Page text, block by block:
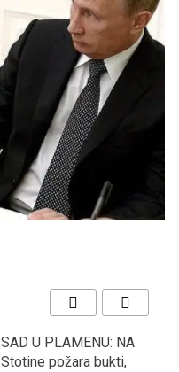
SAD U PLAMENU: NA
Stotine požara bukti,